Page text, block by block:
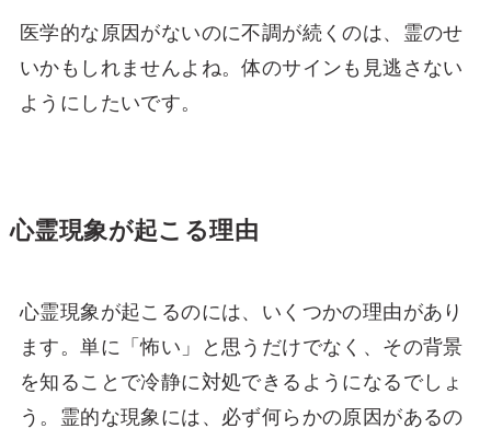
医学的な原因がないのに不調が続くのは、霊のせ
いかもしれませんよね。体のサインも見逃さない
ようにしたいです。
心霊現象が起こる理由
心霊現象が起こるのには、いくつかの理由があり
ます。単に「怖い」と思うだけでなく、その背景
を知ることで冷静に対処できるようになるでしょ
う。霊的な現象には、必ず何らかの原因があるの